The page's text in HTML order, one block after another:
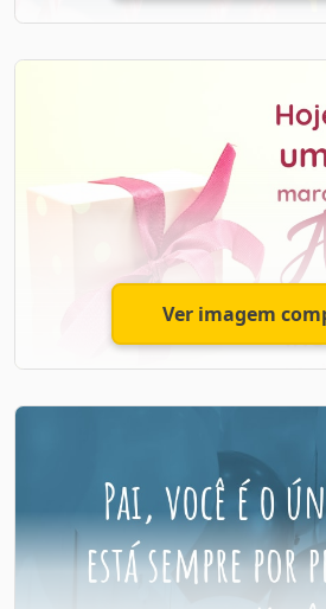
mulher, cheia de sonhos…
Desejo que você consiga realizar
esteja sempre presente em sua
Que você tenha muitos anos de
a sua esperança se renove a cada
Aproveite tudo o que o dia de
tenha uma vida inteira de alegrias
Meu Amigo, te desejo que tenha
que seu dia seja especial.
Felicidades Amiga
Hoje é o dia de uma pessoa
incomparável. Felicidades Amiga!
Ver imagem